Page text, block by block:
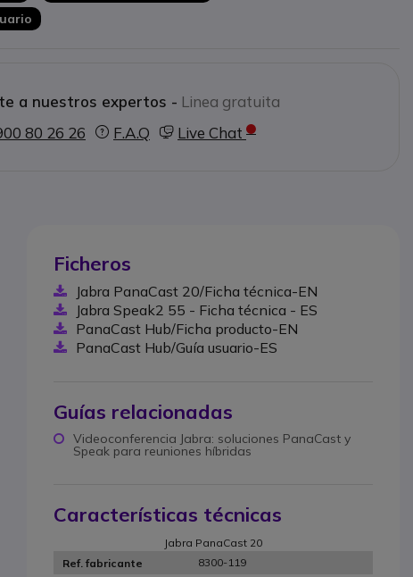
a nuestros expertos - Linea gratuita
80 26 26
F.A.Q Live Chat
Ficheros
Jabra PanaCast 20/Ficha técnica-EN
Jabra Speak2 55 - Ficha técnica - ES
PanaCast Hub/Ficha producto-EN
PanaCast Hub/Guía usuario-ES
Guías relacionadas
Videoconferencia Jabra: soluciones PanaCast y
Speak para reuniones híbridas
Características técnicas
Jabra PanaCast 20
Ref. fabricante
8300-119